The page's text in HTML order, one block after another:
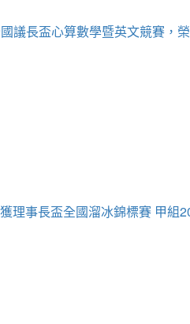
議長盃心算數學暨英文競賽，
理事長盃全國溜冰錦標賽 甲組